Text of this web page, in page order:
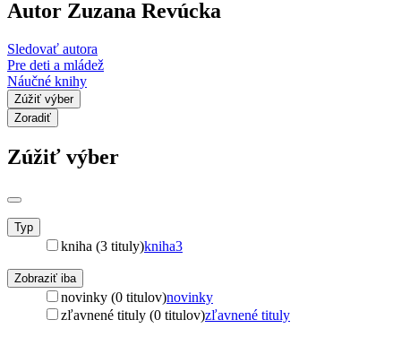
Autor Zuzana Revúcka
Sledovať autora
Pre deti a mládež
Náučné knihy
Zúžiť výber
Zoradiť
Zúžiť výber
Typ
kniha (3 tituly)kniha3
Zobraziť iba
novinky (0 titulov)novinky
zľavnené tituly (0 titulov)zľavnené tituly